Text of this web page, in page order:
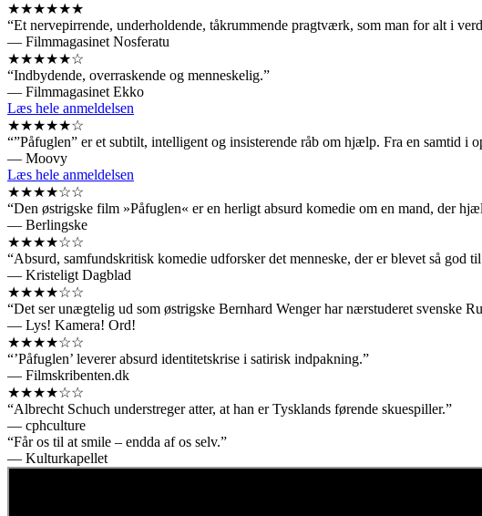
★★★★★★
“Et nervepirrende, underholdende, tåkrummende pragtværk, som man for alt i
— Filmmagasinet Nosferatu
★★★★★☆
“Indbydende, overraskende og menneskelig.”
— Filmmagasinet Ekko
Læs hele anmeldelsen
★★★★★☆
“”Påfuglen” er et subtilt, intelligent og insisterende råb om hjælp. Fra en samtid
— Moovy
Læs hele anmeldelsen
★★★★☆☆
“Den østrigske film »Påfuglen« er en herligt absurd komedie om en mand, der
— Berlingske
★★★★☆☆
“Absurd, samfundskritisk komedie udforsker det menneske, der er blevet så god
— Kristeligt Dagblad
★★★★☆☆
“Det ser unægtelig ud som østrigske Bernhard Wenger har nærstuderet svenske
— Lys! Kamera! Ord!
★★★★☆☆
“’Påfuglen’ leverer absurd identitetskrise i satirisk indpakning.”
— Filmskribenten.dk
★★★★☆☆
“Albrecht Schuch understreger atter, at han er Tysklands førende skuespiller.”
— cphculture
“Får os til at smile – endda af os selv.”
— Kulturkapellet